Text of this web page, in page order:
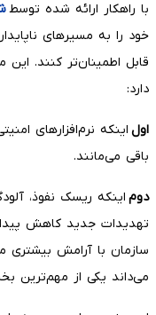
با راهکار ارائه شده توسط
خود را به مسیرهای
قابل اطمینان‌تر کنند.
دارد:
اول اینکه نرم‌افزارهای
باقی می‌مانند.
دوم اینکه ریسک نفوذ،
تهدیدات جدید کاهش پیدا
سازمان با آرامش بیشتری
می‌داند یکی از